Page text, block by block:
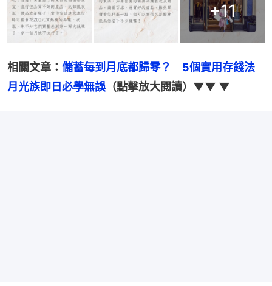
+11
相關文章： 儲蓄每到月底都歸零？　5個實用存錢法
月光族即日必學無誤 （點擊放大閱讀）▼▼ ▼